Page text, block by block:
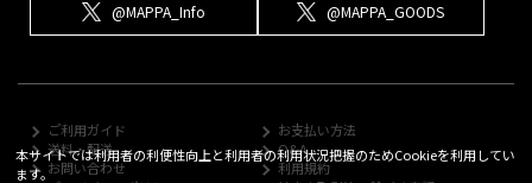
@MAPPA_Info @MAPPA_GOODS
ご利用ガイド
お支払い方法
送料・配送
Q&A
お問い合わせ
利用規約
本サイトでは利用者の利便性向上と利用者の利用状況把握のためCookieを利用してい
ます。